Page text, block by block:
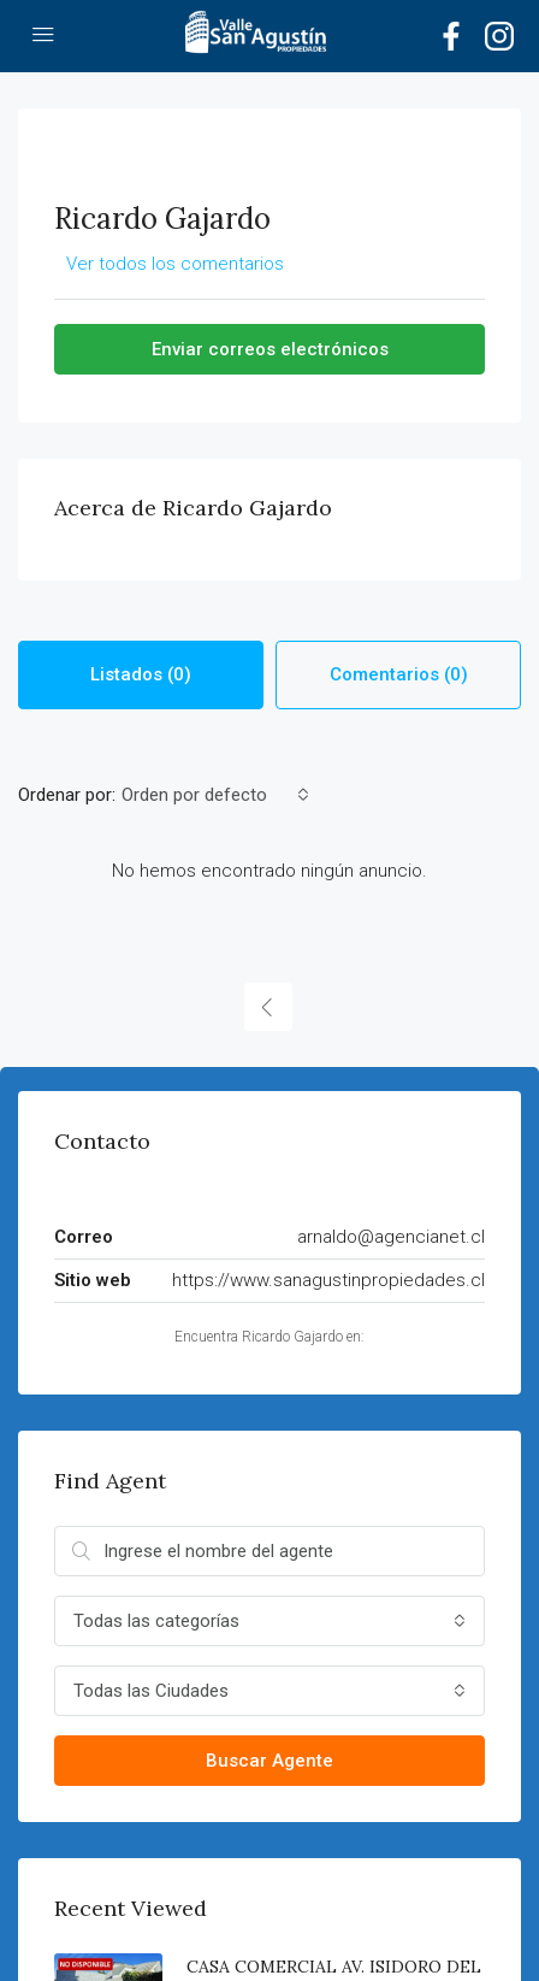
Ricardo Gajardo
Ver todos los comentarios
Enviar correos electrónicos
Acerca de Ricardo Gajardo
Listados (0) Comentarios (0)
Ordenar por: Orden por defecto
No hemos encontrado ningún anuncio.
Contacto
Correo
arnaldo@agencianet.cl
Sitio web
https://www.sanagustinpropiedades.cl
Encuentra Ricardo Gajardo en:
Find Agent
Todas las categorías
Todas las Ciudades
Buscar Agente
Recent Viewed
CASA COMERCIAL AV. ISIDORO DEL